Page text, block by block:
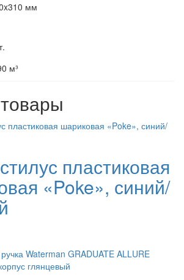
мм
м³
пластиковая
«Poke», синий/